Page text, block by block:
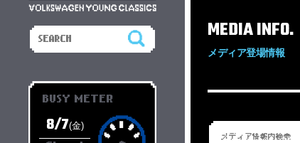
MEDIA INFO.
メディア登場情報
BUSY METER
8/7(金)